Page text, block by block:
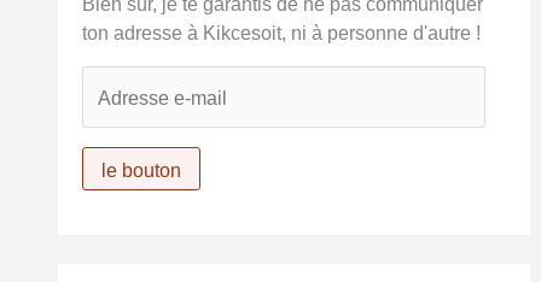
ton adresse à Kikcesoit, ni à personne d'autre !
s
le bouton